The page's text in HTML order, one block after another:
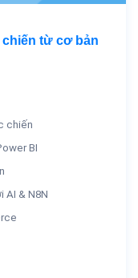
từ cơ bản
chiến
BI
AI & N8N